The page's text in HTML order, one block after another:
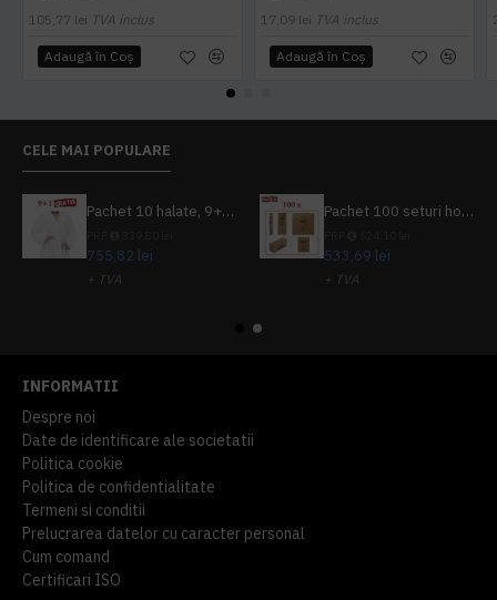
105,77 lei TVA inclus
Adaugă în Coş
17,09 lei TVA inclus
Adaugă în Coş
CELE MAI POPULARE
Pachet 10 halate, 9+1 gratuit
755,82 lei
+ TVA
Pachet 100 seturi hoteliere, set dentar, set barbierit, casca de dus, pila unghii, set cusut
533,69 lei
+ TVA
INFORMATII
Despre noi
Date de identificare ale societatii
Politica cookie
Politica de confidentialitate
Termeni si conditii
Prelucrarea datelor cu caracter personal
Cum comand
Certificari ISO